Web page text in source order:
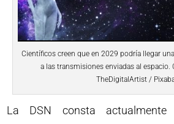
Científicos creen que en 2029 podría llegar
a las transmisiones enviadas al espacio.
TheDigitalArtist /
La DSN consta